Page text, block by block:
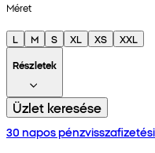
Méret
L M S XL XS
XXL
Részletek
Üzlet keresése
30 napos